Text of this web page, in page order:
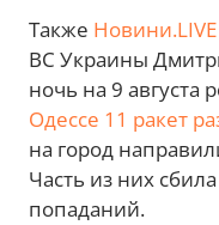
Также Новини.LIVE
ВС Украины
ночь на 9 августа
Одессе 11 ракет
на город
Часть из них
попаданий.